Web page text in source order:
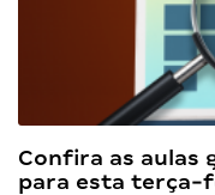
Confira as aulas
para esta terça-